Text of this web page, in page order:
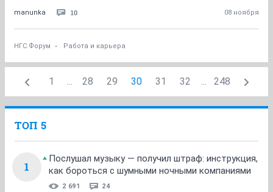
manunka 10 08 ноября
НГС.Форум Работа и карьера
1 ... 28 29 30 31 32 ... 248
ТОП 5
1
Послушал музыку — получил штраф: инструкция,
как бороться с шумными ночными компаниями
2 691 24